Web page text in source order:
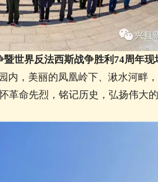
世界反法西斯战争胜利74周年现
内，美丽的凤凰岭下、湫水河畔
革命先烈，铭记历史，弘扬伟大